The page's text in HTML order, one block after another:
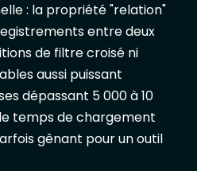
: la propriété "relation"
entre deux
de filtre croisé ni
aussi puissant
dépassant 5 000 à 10
temps de chargement
gênant pour un outil